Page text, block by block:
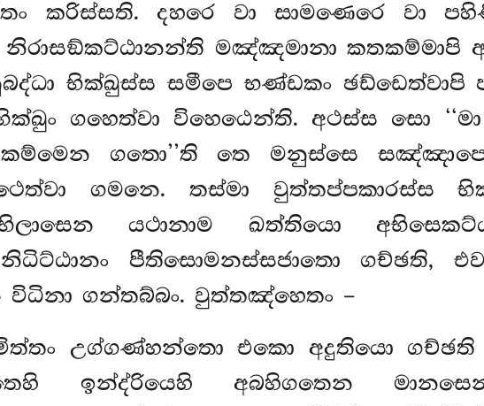
කරිස්සති. දහරෙ වා සාමණෙරෙ වා
නිරාසඞ්කට්ඨානන්ති මඤ්ඤමානා කතකම්මාපි
භික්ඛුස්ස සමීපෙ භණ්ඩකං ඡඩ්ඩෙත්වාපි
භික්ඛුං ගහෙත්වා විහෙඨෙන්ති. අථස්ස සො
ගතො’’ති තෙ මනුස්සෙ
ගමනෙ. තස්මා වුත්තප්පකාරස්ස
යථානාම ඛත්තියො
පීතිසොමනස්සජාතො ගච්ඡති,
විධිනා ගන්තබ්බං. වුත්තඤ්හෙතං –
උග්ගණ්හන්තො එකො අදුතියො ගච්ඡති
ඉන්ද්රියෙහි අබහිගතෙන